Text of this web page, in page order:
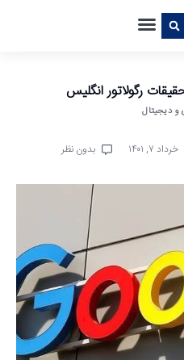
رگولاتور انگلیس
و دیجیتال
خرداد ۷, ۱۴۰۱ بدون نظر